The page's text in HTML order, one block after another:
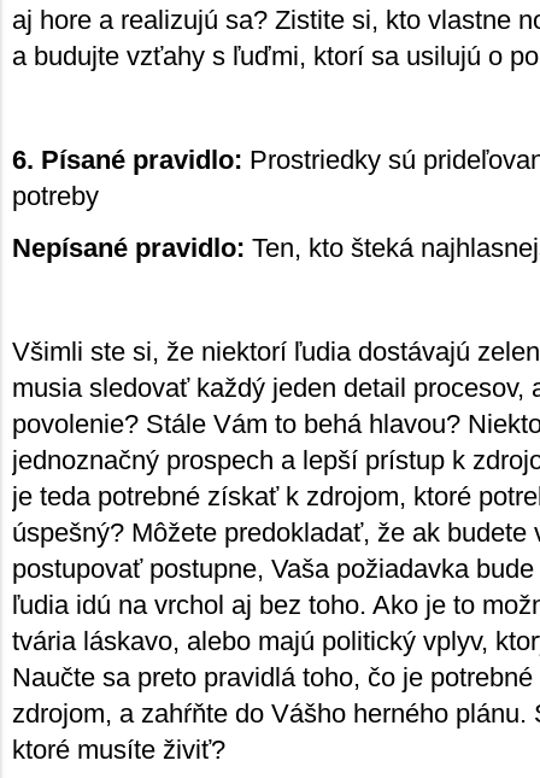
aj hore a realizujú sa? Zistite si, kto vlastne
a budujte vzťahy s ľuďmi, ktorí sa usilujú o
6. Písané pravidlo: Prostriedky sú
potreby
Nepísané pravidlo: Ten, kto šteká
Všimli ste si, že niektorí ľudia dostávajú
musia sledovať každý jeden detail procesov,
povolenie? Stále Vám to behá hlavou?
jednoznačný prospech a lepší prístup k
je teda potrebné získať k zdrojom, ktoré
úspešný? Môžete predokladať, že ak budete
postupovať postupne, Vaša požiadavka
ľudia idú na vrchol aj bez toho. Ako je to
tvária láskavo, alebo majú politický vplyv,
Naučte sa preto pravidlá toho, čo je
zdrojom, a zahŕňte do Vášho herného plánu.
ktoré musíte živiť?